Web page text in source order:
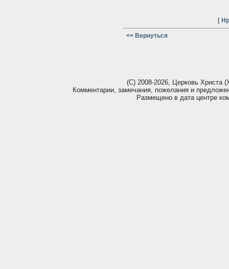
[
<< Вернуться
(С) 2008-2026, Церковь Христа
Комментарии, замечания, пожелания и
Размещено в дата центре